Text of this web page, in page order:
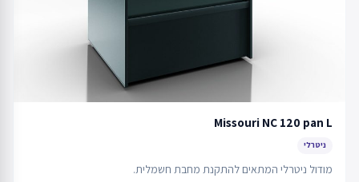
Missouri NC 120 pan L
ניטרלי
מודול ניטרלי המתאים להתקנת מחבת חשמלית.